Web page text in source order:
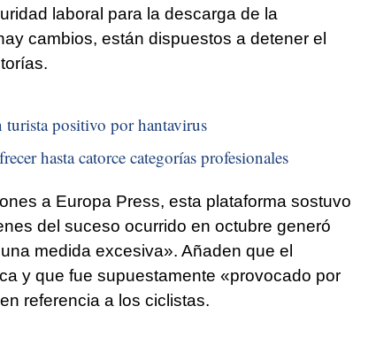
laboral para la descarga de la
cambios, están dispuestos a detener el
positivo por hantavirus
hasta catorce categorías profesionales
a Europa Press, esta plataforma sostuvo
del suceso ocurrido en octubre generó
medida excesiva». Añaden que el
y que fue supuestamente «provocado por
referencia a los ciclistas.